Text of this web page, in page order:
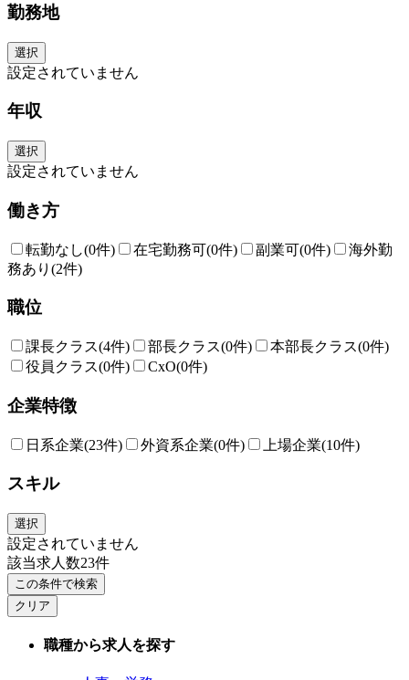
勤務地
選択
設定されていません
年収
選択
設定されていません
働き方
転勤なし(0件) 在宅勤務可(0件) 副業可(0件)
海外勤
務あり (2件)
職位
課長クラス(4件) 部長クラス(0件) 本部長クラス(0件)
役員クラス(0件) CxO(0件)
企業特徴
日系企業(23件) 外資系企業(0件) 上場企業(10件)
スキル
選択
設定されていません
該当求人数23件
この条件で検索
クリア
職種から求人を探す